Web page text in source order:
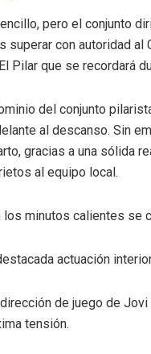
pero el conjunto
superar con autoridad al
Pilar que se recordará
del conjunto
al descanso. Sin
gracias a una sólida
al equipo local.
minutos calientes se
actuación
de juego de
tensión.